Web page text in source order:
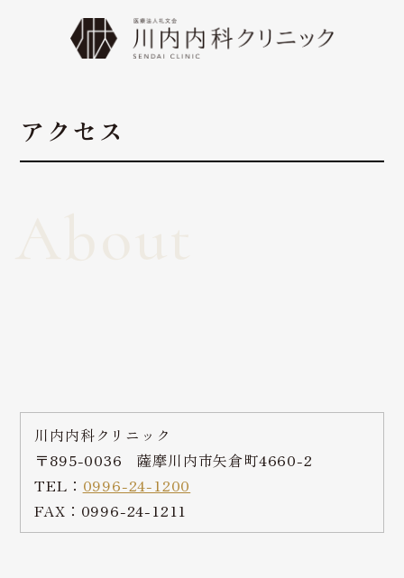
アクセス
川内内科クリニック
〒895-0036 薩摩川内市矢倉町4660-2
TEL： 0996-24-1200
FAX：0996-24-1211